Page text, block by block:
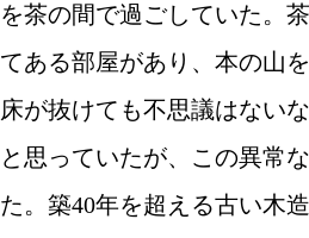
を茶の間で過ごしていた。
てある部屋があり、本の山
床が抜けても不思議はない
と思っていたが、この異常
た。築40年を超える古い木